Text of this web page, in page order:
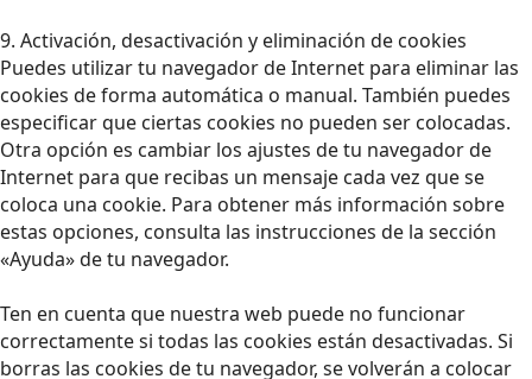
9. Activación, desactivación y eliminación de cookies
Puedes utilizar tu navegador de Internet para eliminar las
cookies de forma automática o manual. También puedes
especificar que ciertas cookies no pueden ser colocadas.
Otra opción es cambiar los ajustes de tu navegador de
Internet para que recibas un mensaje cada vez que se
coloca una cookie. Para obtener más información sobre
estas opciones, consulta las instrucciones de la sección
«Ayuda» de tu navegador.
Ten en cuenta que nuestra web puede no funcionar
correctamente si todas las cookies están desactivadas. Si
borras las cookies de tu navegador, se volverán a colocar